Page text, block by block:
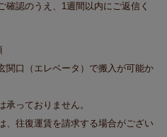
確認のうえ、1週間以内にご返信く
口（エレベータ）で搬入が可能か
っておりません。
往復運賃を請求する場合がござい